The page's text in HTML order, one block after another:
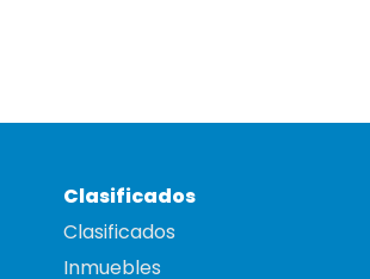
Clasificados
Clasificados
Inmuebles